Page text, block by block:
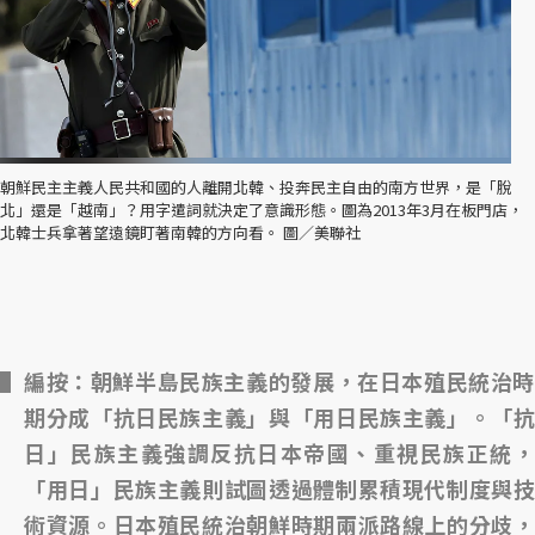
朝鮮民主主義人民共和國的人離開北韓、投奔民主自由的南方世界，是「脫
北」還是「越南」？用字遣詞就決定了意識形態。圖為2013年3月在板門店，
北韓士兵拿著望遠鏡盯著南韓的方向看。 圖／美聯社
編按：朝鮮半島民族主義的發展，在日本殖民統治時
期分成「抗日民族主義」與「用日民族主義」。「抗
日」民族主義強調反抗日本帝國、重視民族正統，
「用日」民族主義則試圖透過體制累積現代制度與技
術資源。日本殖民統治朝鮮時期兩派路線上的分歧，